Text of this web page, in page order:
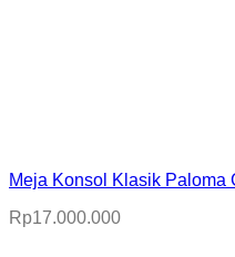
Meja Konsol Klasik Paloma
Rp17.000.000